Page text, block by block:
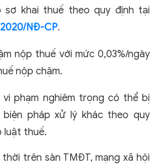
sơ khai thuế theo quy định tại
NĐ-CP.
nộp thuế với mức 0,03%/ngày
nộp chậm.
vi phạm nghiêm trọng có thể bị
pháp xử lý khác theo quy
luật thuế.
trên sàn TMĐT, mạng xã hội